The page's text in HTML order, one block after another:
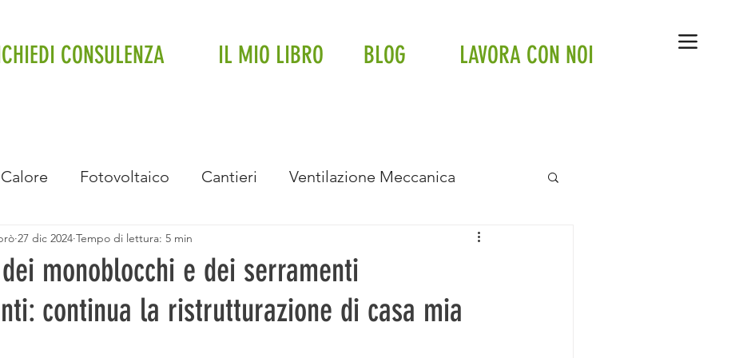
CONSULENZA IL MIO LIBRO BLOG LAVORA CON NOI
Fotovoltaico Cantieri Ventilazione Meccanica
Impianto a soffitto Impianto a pavimento
Intervista Eventi e Premiazioni Bonus Bollette Tesla
monoblocchi e dei serramenti
continua la ristrutturazione di casa mia
27 dic 2024 Tempo di lettura: 5 min